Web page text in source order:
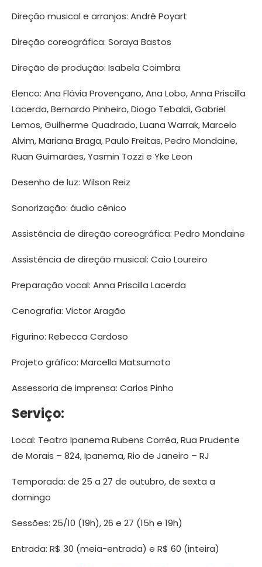
Direção musical e arranjos: André Poyart
Direção coreográfica: Soraya Bastos
Direção de produção: Isabela Coimbra
Elenco: Ana Flávia Provençano, Ana Lobo, Anna Priscilla
Lacerda, Bernardo Pinheiro, Diogo Tebaldi, Gabriel
Lemos, Guilherme Quadrado, Luana Warrak, Marcelo
Alvim, Mariana Braga, Paulo Freitas, Pedro Mondaine,
Ruan Guimarães, Yasmin Tozzi e Yke Leon
Desenho de luz: Wilson Reiz
Sonorização: áudio cênico
Assistência de direção coreográfica: Pedro Mondaine
Assistência de direção musical: Caio Loureiro
Preparação vocal: Anna Priscilla Lacerda
Cenografia: Victor Aragão
Figurino: Rebecca Cardoso
Projeto gráfico: Marcella Matsumoto
Assessoria de imprensa: Carlos Pinho
Serviço:
Local: Teatro Ipanema Rubens Corrêa, Rua Prudente
de Morais – 824, Ipanema, Rio de Janeiro – RJ
Temporada: de 25 a 27 de outubro, de sexta a
domingo
Sessões: 25/10 (19h), 26 e 27 (15h e 19h)
Entrada: R$ 30 (meia-entrada) e R$ 60 (inteira)